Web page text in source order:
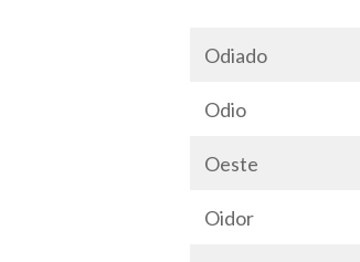
Odiado
Odio
Oeste
Oidor